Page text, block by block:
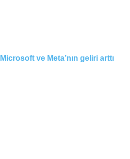
Microsoft ve Meta’nın geliri arttı